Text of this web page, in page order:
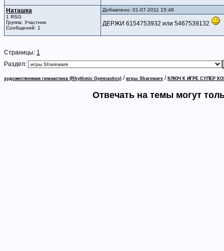
Наташка
1 RSG
Группа: Участник
Сообщений: 1
Добавлено: 01-07-2011 15:48
ДЕРЖИ 6154753932 или 5467539132
Страницы: 1
Раздел:
художественная гимнастика (Rhythmic Gymnastics) / игры Shareware / КЛЮЧ К ИГРЕ СУПЕР
Отвечать на темы могут